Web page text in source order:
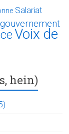
Salariat
Voix de
hein)